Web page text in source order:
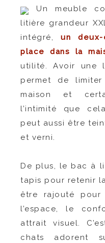
Un meuble
litière grandeur
intégré,un
place dans la
utilité. Avoir une
permet de
maison et
l’intimité que
peut aussi être
et verni.
De plus, le bac à
tapis pour retenir
être rajouté pour
l’espace, le
attrait visuel.
chats adorent